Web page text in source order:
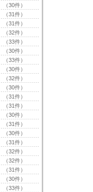
（30件）
（31件）
（31件）
（32件）
（33件）
（30件）
（33件）
（30件）
（32件）
（30件）
（31件）
（31件）
（30件）
（31件）
（30件）
（31件）
（32件）
（32件）
（31件）
（30件）
（33件）